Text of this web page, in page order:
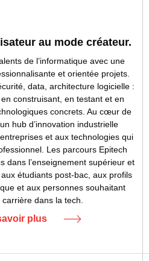
au mode créateur.
de l’informatique avec une
et orientée projets.
data, architecture logicielle :
construisant, en testant et en
concrets. Au cœur de
hub d’innovation industrielle
et aux technologies qui
Les parcours Epitech
dans l’enseignement supérieur et
étudiants post-bac, aux profils
et aux personnes souhaitant
dans la tech.
plus